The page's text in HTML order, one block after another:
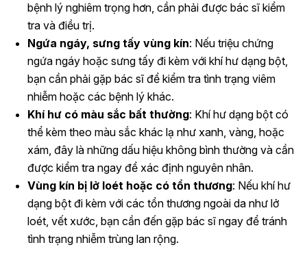
bệnh lý nghiêm trọng hơn, cần phải được bác sĩ kiểm
tra và điều trị.
Ngứa ngáy, sưng tấy vùng kín: Nếu triệu chứng
ngứa ngáy hoặc sưng tấy đi kèm với khí hư dạng bột,
bạn cần phải gặp bác sĩ để kiểm tra tình trạng viêm
nhiễm hoặc các bệnh lý khác.
Khí hư có màu sắc bất thường: Khí hư dạng bột có
thể kèm theo màu sắc khác lạ như xanh, vàng, hoặc
xám, đây là những dấu hiệu không bình thường và cần
được kiểm tra ngay để xác định nguyên nhân.
Vùng kín bị lở loét hoặc có tổn thương: Nếu khí hư
dạng bột đi kèm với các tổn thương ngoài da như lở
loét, vết xước, bạn cần đến gặp bác sĩ ngay để tránh
tình trạng nhiễm trùng lan rộng.